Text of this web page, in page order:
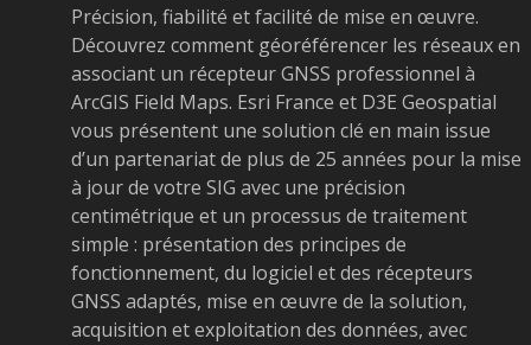
Précision, fiabilité et facilité de mise en œuvre.
Découvrez comment géoréférencer les réseaux en
associant un récepteur GNSS professionnel à
ArcGIS Field Maps. Esri France et D3E Geospatial
vous présentent une solution clé en main issue
d’un partenariat de plus de 25 années pour la mise
à jour de votre SIG avec une précision
centimétrique et un processus de traitement
simple : présentation des principes de
fonctionnement, du logiciel et des récepteurs
GNSS adaptés, mise en œuvre de la solution,
acquisition et exploitation des données, avec